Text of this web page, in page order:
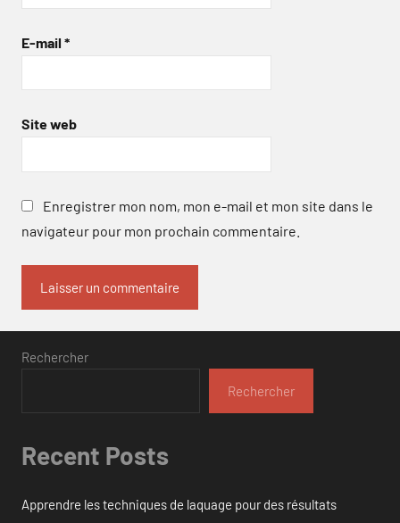
E-mail *
Site web
Enregistrer mon nom, mon e-mail et mon site dans le
navigateur pour mon prochain commentaire.
Rechercher
Rechercher
Recent Posts
Apprendre les techniques de laquage pour des résultats